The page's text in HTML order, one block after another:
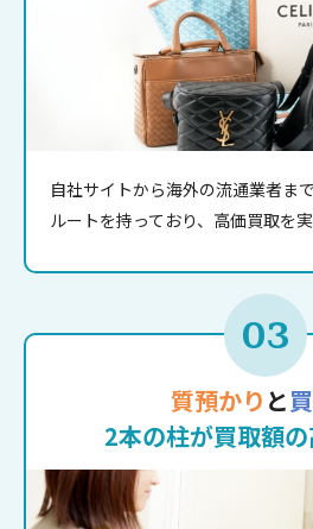
自社サイトから海外の流通業者ま
ルートを持っており、高価買取を
03
質預かり と
2本の柱が買取額